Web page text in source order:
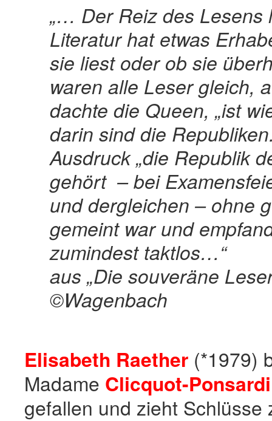
„… Der Reiz des Lesens
Literatur hat etwas
sie liest oder ob sie
waren alle Leser gleich,
dachte die Queen, „ist
darin sind die
Ausdruck „die Republik
gehört – bei
und dergleichen – ohne
gemeint war und
zumindest taktlos…“
aus „Die souveräne
©Wagenbach
Elisabeth Raether (*1979)
Madame Clicquot-
gefallen und zieht